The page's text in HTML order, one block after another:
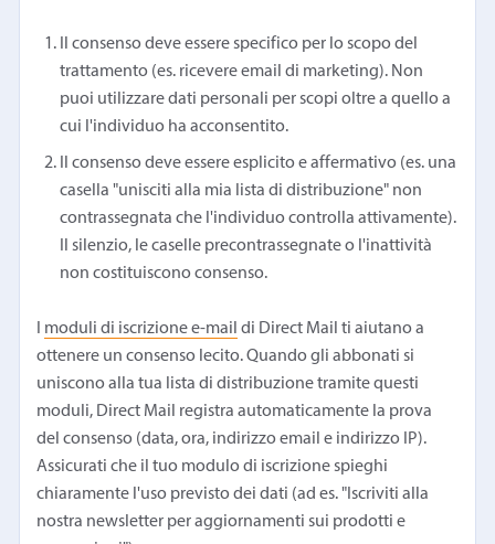
Il consenso deve essere specifico per lo scopo del
trattamento (es. ricevere email di marketing). Non
puoi utilizzare dati personali per scopi oltre a quello a
cui l'individuo ha acconsentito.
Il consenso deve essere esplicito e affermativo (es. una
casella "unisciti alla mia lista di distribuzione" non
contrassegnata che l'individuo controlla attivamente).
Il silenzio, le caselle precontrassegnate o l'inattività
non costituiscono consenso.
moduli di iscrizione e-mail di Direct Mail ti aiutano a
ottenere un consenso lecito. Quando gli abbonati si
uniscono alla tua lista di distribuzione tramite questi
moduli, Direct Mail registra automaticamente la prova
del consenso (data, ora, indirizzo email e indirizzo IP).
Assicurati che il tuo modulo di iscrizione spieghi
chiaramente l'uso previsto dei dati (ad es. "Iscriviti alla
nostra newsletter per aggiornamenti sui prodotti e